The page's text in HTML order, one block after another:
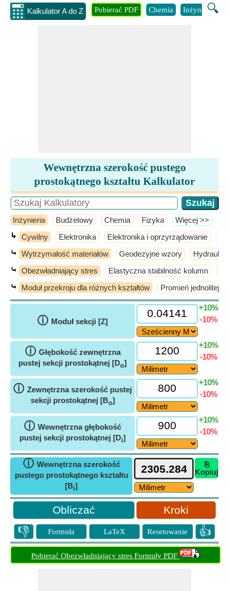
Kalkulator A do Z 🔍
Pobierać PDF Chemia Inżynieria
Wewnętrzna szerokość pustego
prostokątnego kształtu Kalkulator
Inżynieria Budżetowy Chemia Fizyka ​Więcej >>
↳ Cywilny Elektronika Elektronika i oprzyrządowanie
⤿ Wytrzymałość materiałów Geodezyjne wzory
⤿ Obezwładniający stres Elastyczna stabilność kolumn
⤿ Moduł przekroju dla różnych kształtów Promień jednolitej
ⓘ Moduł sekcji [Z]
+10%
-10%
ⓘ Głębokość zewnętrzna
pustej sekcji prostokątnej [Do]
+10%
-10%
ⓘ Zewnętrzna szerokość pustej
sekcji prostokątnej [Bo]
+10%
-10%
ⓘ Wewnętrzna głębokość
pustej sekcji prostokątnej [Di]
+10%
-10%
ⓘ Wewnętrzna szerokość
pustego prostokątnego kształtu
[Bi]
⎘
Kopiuj
Kroki
👎 Formuła LaTeX Resetowanie 👍
Pobierać Obezwładniający stres Formuły PDF